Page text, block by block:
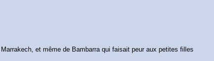
et même de Bambarra qui faisait peur aux petites filles